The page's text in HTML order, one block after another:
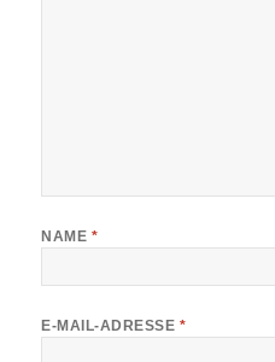
NAME *
E-MAIL-ADRESSE *